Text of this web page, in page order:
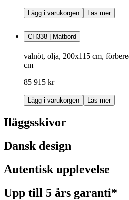
Lägg i varukorgen Läs mer
CH338 | Matbord
valnöt, olja, 200x115 cm,
cm
85 915 kr
Lägg i varukorgen Läs mer
Iläggsskivor
Dansk design
Autentisk upplevelse
Upp till 5 års garanti*